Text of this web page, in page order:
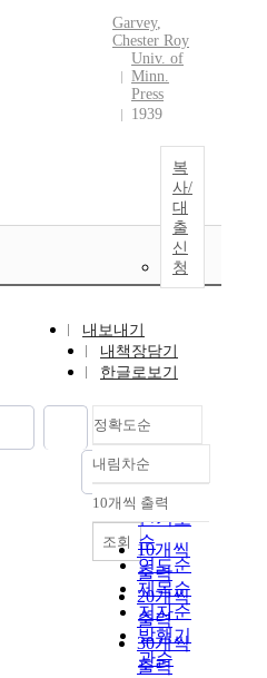
Garvey,
Chester Roy
Univ. of
Minn.
Press
1939
복
사/
대
출
신
청
내보내기
내책장담기
한글로보기
정확도순
정확도
순
인기도
순
연도순
제목순
저자순
발행기
관순
내림차순
내림차순
10개씩 출력
10개씩
출력
20개씩
출력
30개씩
출력
조회